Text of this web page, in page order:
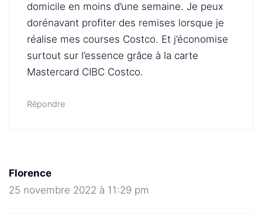
domicile en moins d’une semaine. Je peux
dorénavant profiter des remises lorsque je
réalise mes courses Costco. Et j’économise
surtout sur l’essence grâce à la carte
Mastercard CIBC Costco.
Répondre
Florence
25 novembre 2022 à 11:29 pm